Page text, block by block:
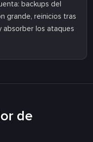
backups del
grande, reinicios tras
absorber los ataques
de